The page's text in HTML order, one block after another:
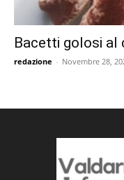
Bacetti golosi al
redazione - Novembre 28,